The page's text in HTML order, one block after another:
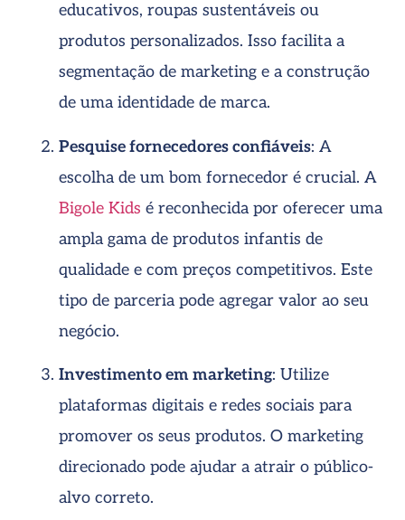
educativos, roupas sustentáveis ou
produtos personalizados. Isso facilita a
segmentação de marketing e a construção
de uma identidade de marca.
Pesquise fornecedores confiáveis: A
escolha de um bom fornecedor é crucial. A
Bigole Kids é reconhecida por oferecer uma
ampla gama de produtos infantis de
qualidade e com preços competitivos. Este
tipo de parceria pode agregar valor ao seu
negócio.
Investimento em marketing: Utilize
plataformas digitais e redes sociais para
promover os seus produtos. O marketing
direcionado pode ajudar a atrair o público-
alvo correto.